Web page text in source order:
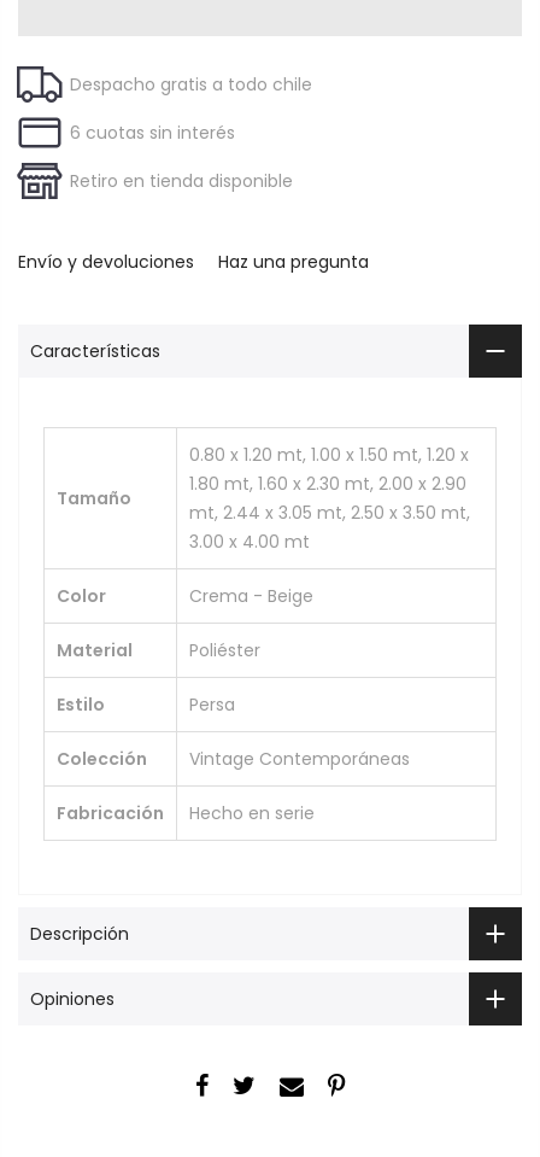
Despacho gratis a todo chile
6 cuotas sin interés
Retiro en tienda disponible
Envío y devoluciones Haz una pregunta
Características
Tamaño
0.80 x 1.20 mt, 1.00 x 1.50 mt, 1.20 x
1.80 mt, 1.60 x 2.30 mt, 2.00 x 2.90
mt, 2.44 x 3.05 mt, 2.50 x 3.50 mt,
3.00 x 4.00 mt
Color Crema - Beige
Material Poliéster
Estilo Persa
Colección Vintage Contemporáneas
Fabricación Hecho en serie
Descripción
Opiniones